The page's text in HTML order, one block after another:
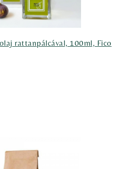
rattanpálcával, 100ml, Fico